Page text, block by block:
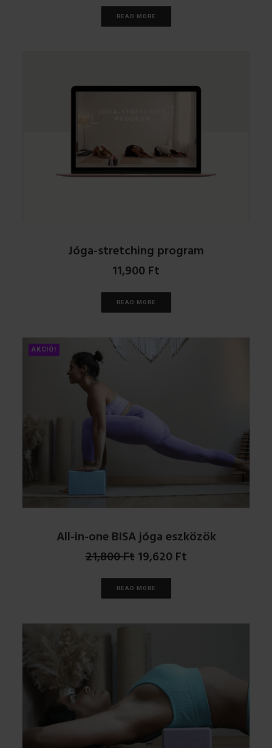
READ MORE
Jóga-stretching program
11,900Ft
READ MORE
AKCIÓ!
All-in-one BISA jóga eszközök
21,800Ft Original
was:
21,800 Ft.
19,620FtCurrent
READ MORE